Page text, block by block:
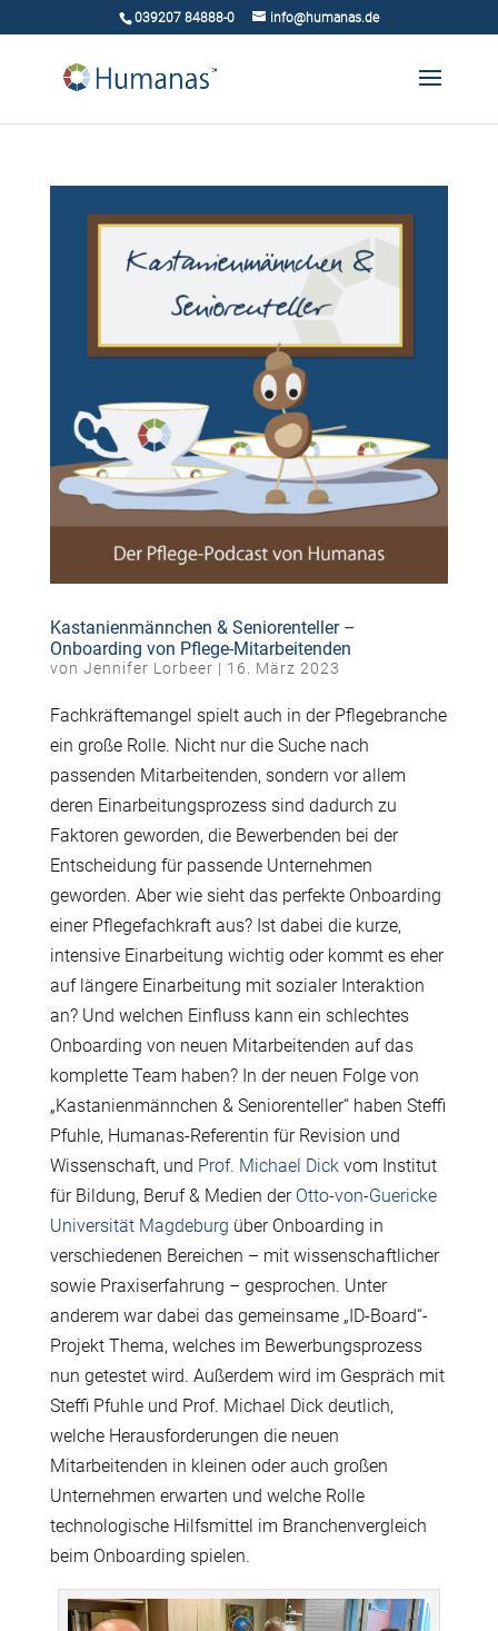
039207 84888-0 info@humanas.de
Kastanienmännchen & Seniorenteller –
Onboarding von Pflege-Mitarbeitenden
von Jennifer Lorbeer | 16. März 2023
Fachkräftemangel spielt auch in der Pflegebranche
ein große Rolle. Nicht nur die Suche nach
passenden Mitarbeitenden, sondern vor allem
deren Einarbeitungsprozess sind dadurch zu
Faktoren geworden, die Bewerbenden bei der
Entscheidung für passende Unternehmen
geworden. Aber wie sieht das perfekte Onboarding
einer Pflegefachkraft aus? Ist dabei die kurze,
intensive Einarbeitung wichtig oder kommt es eher
auf längere Einarbeitung mit sozialer Interaktion
an? Und welchen Einfluss kann ein schlechtes
Onboarding von neuen Mitarbeitenden auf das
komplette Team haben? In der neuen Folge von
„Kastanienmännchen & Seniorenteller“ haben Steffi
Pfuhle, Humanas-Referentin für Revision und
Wissenschaft, und Prof. Michael Dickvom Institut
für Bildung, Beruf & Medien der Otto-von-Guericke
Universität Magdeburg über Onboarding in
verschiedenen Bereichen – mit wissenschaftlicher
sowie Praxiserfahrung – gesprochen. Unter
anderem war dabei das gemeinsame „ID-Board“-
Projekt Thema, welches im Bewerbungsprozess
nun getestet wird. Außerdem wird im Gespräch mit
Steffi Pfuhle und Prof. Michael Dick deutlich,
welche Herausforderungen die neuen
Mitarbeitenden in kleinen oder auch großen
Unternehmen erwarten und welche Rolle
technologische Hilfsmittel im Branchenvergleich
beim Onboarding spielen.